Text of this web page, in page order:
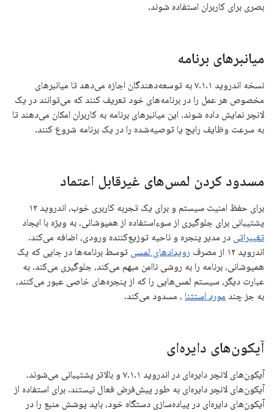
بصری برای کاربران استفاده شوند.
میانبرهای برنامه
نسخه اندروید ۷.۱.۱ به توسعه‌دهندگان اجازه می‌دهد تا میانبرهای
مخصوص هر عمل را در برنامه‌های خود تعریف کنند که می‌توانند در یک
لانچر نمایش داده شوند. این میانبرهای برنامه به کاربران امکان می‌دهند تا
به سرعت وظایف رایج یا توصیه‌شده را در یک برنامه شروع کنند.
مسدود کردن لمس‌های غیرقابل اعتماد
برای حفظ امنیت سیستم و برای یک تجربه کاربری خوب، اندروید ۱۲
پشتیبانی برای جلوگیری از سوءاستفاده از همپوشانی، به ویژه با ایجاد
تغییراتی در مدیر پنجره و ناحیه توزیع‌کننده ورودی، اضافه می‌کند.
اندروید ۱۲ از مصرف
رویدادهای لمسی توسط برنامه‌ها در جایی که یک
همپوشانی، برنامه را به روشی ناامن مبهم می‌کند، جلوگیری می‌کند. به
عبارت دیگر، سیستم لمس‌هایی را که از پنجره‌های خاصی عبور می‌کنند،
به جز چند مورد استثنا ، مسدود می‌کند.
آیکون‌های دایره‌ای
آیکون‌های لانچر دایره‌ای در اندروید ۷.۱.۱ و بالاتر پشتیبانی می‌شوند.
آیکون‌های لانچر دایره‌ای به طور پیش‌فرض فعال نیستند. برای استفاده از
آیکون‌های دایره‌ای در پیاده‌سازی دستگاه خود، باید پوشش منبع را در